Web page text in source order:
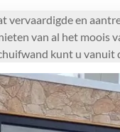
vervaardigde en
van al het moois
kunt u vanuit